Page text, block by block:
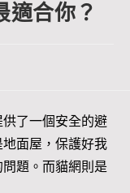
適合你？
了一個安全的避
面屋，保護好我
題。而貓網則是